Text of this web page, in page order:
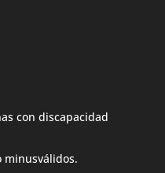
con discapacidad
minusválidos.